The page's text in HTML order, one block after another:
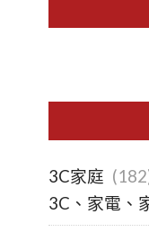
3C家庭
3C、家電、